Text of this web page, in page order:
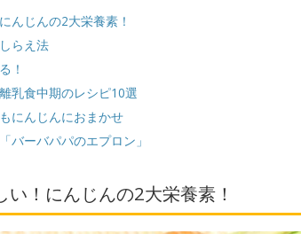
んじんの2大栄養素！
らえ法
！
乳食中期のレシピ10選
にんじんにおまかせ
バーバパパのエプロン」
！にんじんの2大栄養素！